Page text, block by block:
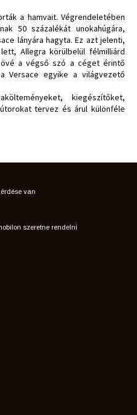
a hamvait. Végrendeletében
50 százalékát unokahúgára,
lányára hagyta. Ez azt jelenti,
Allegra körülbelül félmilliárd
a végső szó a céget érintő
Versace egyike a világvezető
kiegészítőket,
tervez és árul különféle
van
szeretne rendelni